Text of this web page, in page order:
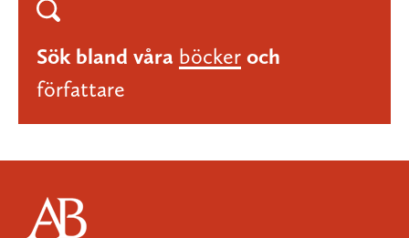
Sök bland våra böcker och
författare